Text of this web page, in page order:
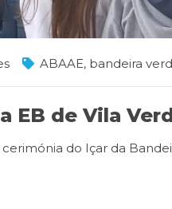
ABAAE, bandeira
EB de Vila
do Içar da